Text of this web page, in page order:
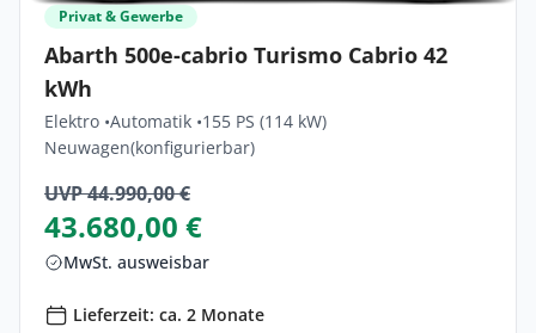
Privat & Gewerbe
Abarth 500e-cabrio Turismo Cabrio 42
kWh
Elektro •Automatik •155 PS (114 kW)
Neuwagen(konfigurierbar)
UVP 44.990,00 €
43.680,00 €
MwSt. ausweisbar
Lieferzeit: ca. 2 Monate